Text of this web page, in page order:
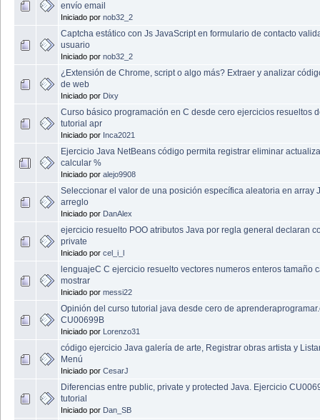
envío email
Iniciado por nob32_2
Captcha estático con Js JavaScript en formulario de contacto
usuario
Iniciado por nob32_2
¿Extensión de Chrome, script o algo más? Extraer y analizar
de web
Iniciado por Dixy
Curso básico programación en C desde cero ejercicios resueltos
tutorial apr
Iniciado por Inca2021
Ejercicio Java NetBeans código permita registrar eliminar
calcular %
Iniciado por alejo9908
Seleccionar el valor de una posición específica aleatoria en array
arreglo
Iniciado por DanAlex
ejercicio resuelto POO atributos Java por regla general declaran
private
Iniciado por cel_i_l
lenguajeC C ejercicio resuelto vectores numeros enteros tamaño
mostrar
Iniciado por messi22
Opinión del curso tutorial java desde cero de
CU00699B
Iniciado por Lorenzo31
código ejercicio Java galería de arte, Registrar obras artista y
Menú
Iniciado por CesarJ
Diferencias entre public, private y protected Java. Ejercicio
tutorial
Iniciado por Dan_SB